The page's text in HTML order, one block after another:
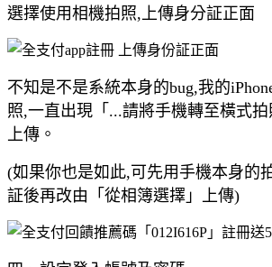
選擇使用相機拍照,上傳身分証正面
不知是不是系統本身的bug,我的
照,一直出現「...請將手機轉至橫式
上傳。
(如果你也是如此,可先用手機本身的
証後再改由「從相簿選擇」上傳)